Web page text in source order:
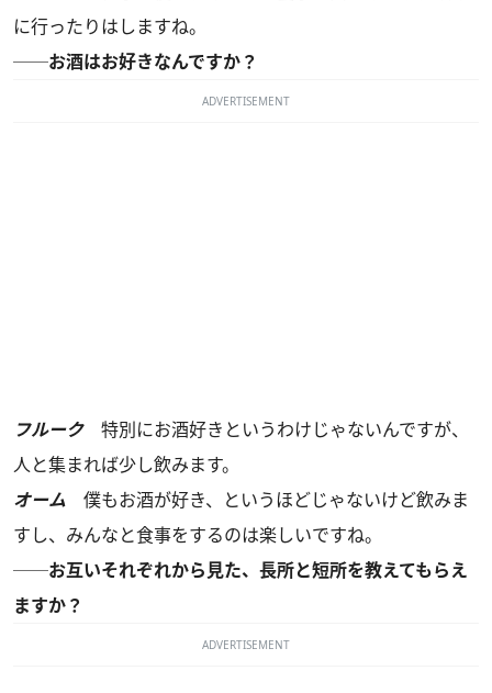
に行ったりはしますね。
──お酒はお好きなんですか？
ADVERTISEMENT
フルーク特別にお酒好きというわけじゃないんですが、
人と集まれば少し飲みます。
オーム 僕もお酒が好き、というほどじゃないけど飲みま
すし、みんなと食事をするのは楽しいですね。
──お互いそれぞれから見た、長所と短所を教えてもらえ
ますか？
ADVERTISEMENT